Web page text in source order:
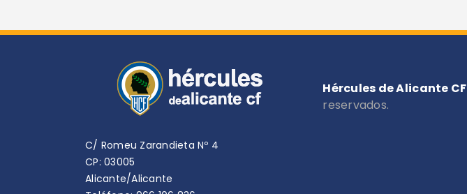
Hércules de Alicante CF
reservados.
C/ Romeu Zarandieta Nº 4
CP: 03005
Alicante/Alicante